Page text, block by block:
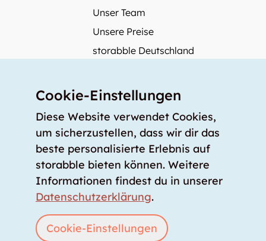
Unser Team
Unsere Preise
storabble Deutschland
Mehr über storabble
Medienbeiträge
Wie gross muss ein Lagerraum sein?
Was kostet ein Lagerraum?
Für Lageranbieter
Anmelden Lagerraum inserieren
Cookie-Einstellungen
Diese Website verwendet Cookies,
um sicherzustellen, dass wir dir das
beste personalisierte Erlebnis auf
storabble bieten können. Weitere
Informationen findest du in unserer
Datenschutzerklärung.
Cookie-Einstellungen